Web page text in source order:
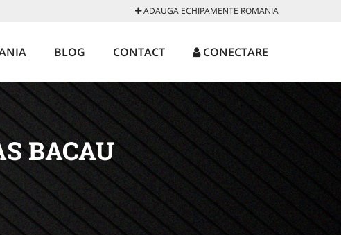
ADAUGA ECHIPAMENTE ROMANIA
BLOG CONTACT CONECTARE
BACAU